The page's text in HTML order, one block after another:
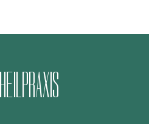
HE PRAXS